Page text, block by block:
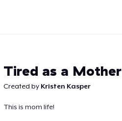
Tired as a Mother
Created by Kristen Kasper
This is mom life!